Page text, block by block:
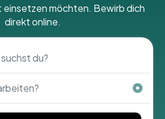
möchten. Bewirb dich
direkt online.